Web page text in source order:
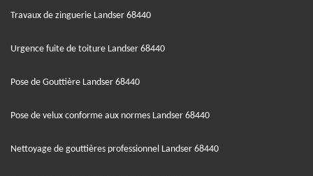
Travaux de zinguerie Landser 68440
Urgence fuite de toiture Landser 68440
Pose de Gouttière Landser 68440
Pose de velux conforme aux normes Landser 68440
Nettoyage de gouttières professionnel Landser 68440